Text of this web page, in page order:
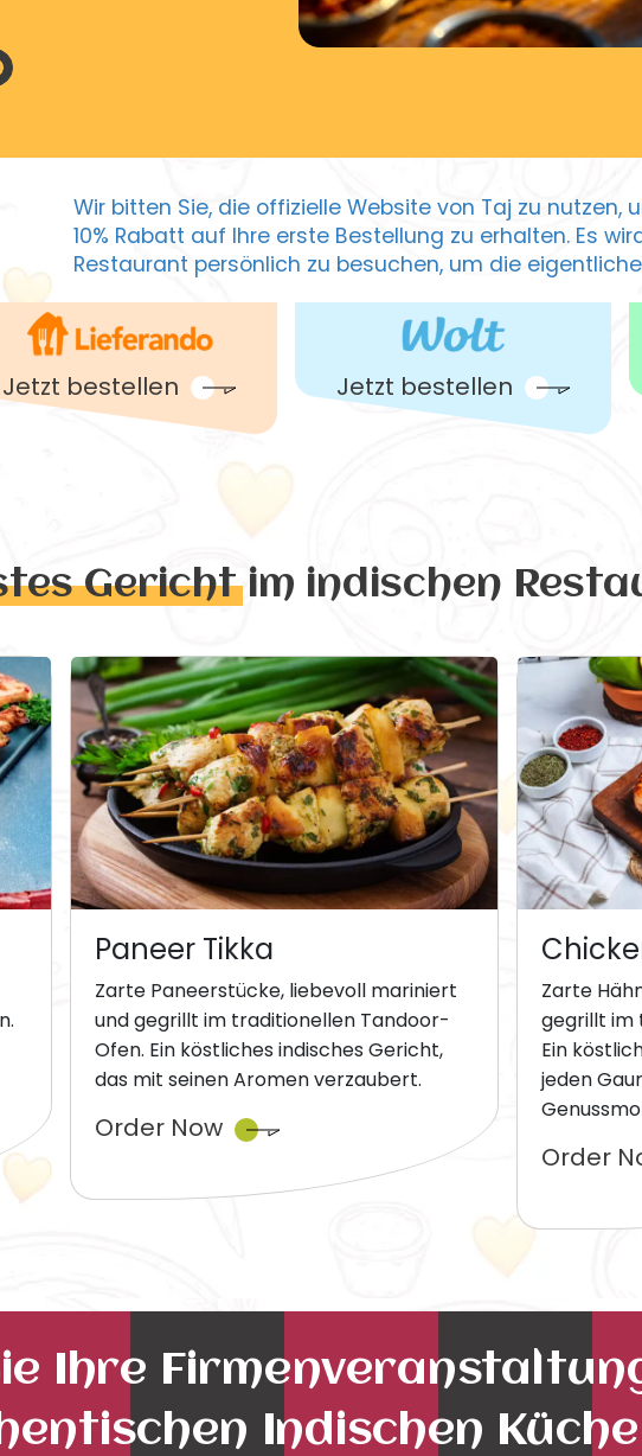
Wir bitten Sie, die offizielle Website von Taj zu nutzen,
10% Rabatt auf Ihre erste Bestellung zu erhalten. Es
Restaurant persönlich zu besuchen, um die
Jetzt bestellen Jetzt bestellen
Gerichtim indischen
Paneer Tikka
Zarte Paneerstücke, liebevoll mariniert
und gegrillt im traditionellen Tandoor-
Ofen. Ein köstliches indisches Gericht,
das mit seinen Aromen verzaubert.
Order Now
Zarte
gegrillt im
Ein
jeden
Order
Ihre
Indischen Küche